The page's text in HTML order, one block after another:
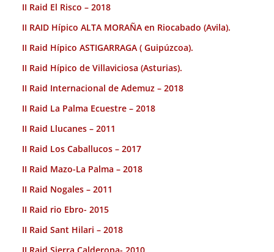
II Raid El Risco – 2018
II RAID Hípico ALTA MORAÑA en Riocabado (Avila).
II Raid Hípico ASTIGARRAGA ( Guipúzcoa).
II Raid Hípico de Villaviciosa (Asturias).
II Raid Internacional de Ademuz – 2018
II Raid La Palma Ecuestre – 2018
II Raid Llucanes – 2011
II Raid Los Caballucos – 2017
II Raid Mazo-La Palma – 2018
II Raid Nogales – 2011
II Raid rio Ebro- 2015
II Raid Sant Hilari – 2018